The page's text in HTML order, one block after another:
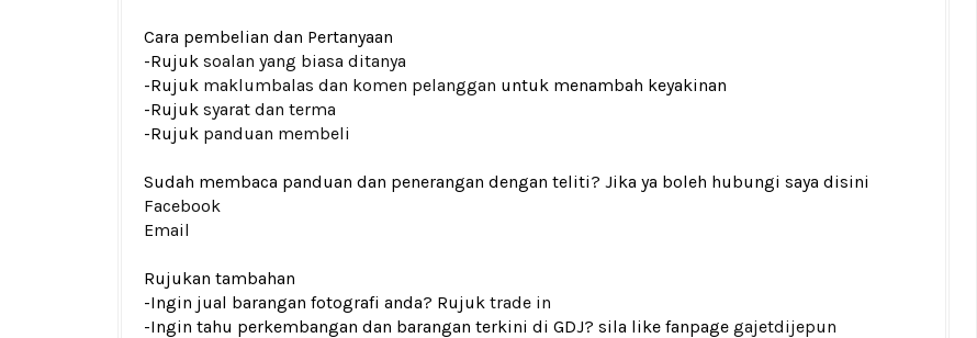
Cara pembelian dan Pertanyaan
-Rujuk soalan yang biasa ditanya
-Rujuk maklumbalas dan komen pelanggan untuk menambah keyakinan
-Rujuk syarat dan terma
-Rujuk panduan membeli
Sudah membaca panduan dan penerangan dengan teliti? Jika ya boleh hubungi saya disini
Facebook
Email
Rujukan tambahan
-Ingin jual barangan fotografi anda? Rujuk trade in
-Ingin tahu perkembangan dan barangan terkini di GDJ? sila like fanpage gajetdijepun